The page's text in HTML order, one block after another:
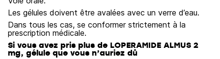
Les gélules doivent être avalées avec un verre d’eau.
Dans tous les cas, se conformer strictement à la
prescription médicale.
Si vous avez pris plus de LOPERAMIDE ALMUS 2
mg, gélule que vous n’auriez dû